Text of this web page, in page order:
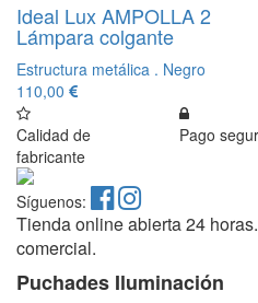
Ideal Lux AMPOLLA 2
Lámpara colgante
Estructura metálica . Negro
110,00
Calidad de
fabricante
Pago
Síguenos:
Tienda online abierta 24
comercial.
Puchades Iluminación